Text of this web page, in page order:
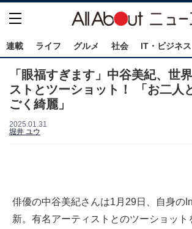
連載 ライフ グルメ 社会 IT・ビジネス
「眼福すぎます」中谷美紀、世
ストとツーショット！ 「お二人
ごく綺麗」
2025.01.31
堀井 ユウ
俳優の中谷美紀さんは1月29日、自身の
新。有名アーティストとのツーショット